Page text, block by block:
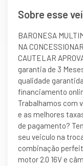
Sobre esse
BARONESA
NA
CAUTELAR
garantia de 3
qualidade
financiamento
Trabalhamos com
e as melhores
de pagamento?
seu veiculo na
combinação
motor 2.0 16V e